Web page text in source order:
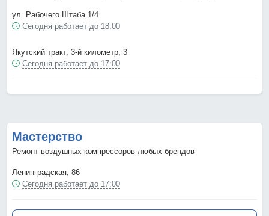
ул. Рабочего Штаба 1/4
Сегодня работает до 18:00
Якутский тракт, 3-й километр, 3
Сегодня работает до 17:00
Мастерство
Ремонт воздушных компрессоров любых брендов
Ленинградская, 86
Сегодня работает до 17:00